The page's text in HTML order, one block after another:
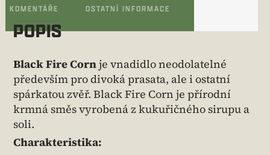
KOMENTÁŘE OSTATNÍ INFORMACE
POPIS
Black Fire Cornje vnadidlo neodolatelné
především pro divoká prasata, ale i ostatní
spárkatou zvěř. Black Fire Corn je přírodní
krmná směs vyrobená z kukuřičného sirupu a
soli.
Charakteristika: